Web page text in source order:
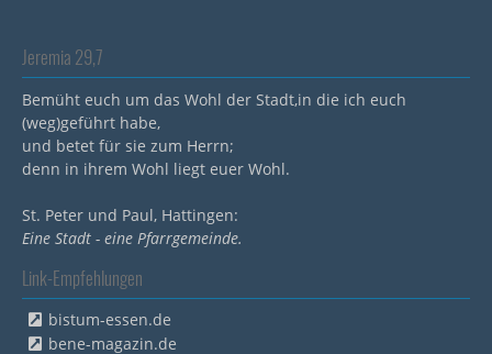
Jeremia 29,7
Bemüht euch um das Wohl der Stadt,in die ich euch
(weg)geführt habe,
und betet für sie zum Herrn;
denn in ihrem Wohl liegt euer Wohl.
St. Peter und Paul, Hattingen:
Eine Stadt - eine Pfarrgemeinde.
Link-Empfehlungen
bistum-essen.de
bene-magazin.de